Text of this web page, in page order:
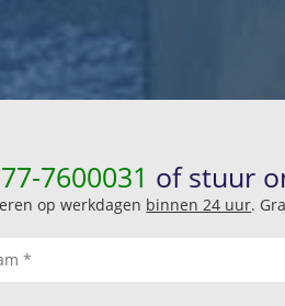
7600031 of stuur
op werkdagen binnen 24 uur.